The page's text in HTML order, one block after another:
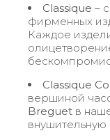
Classique –
фирменных
Каждое
Classique
вершиной
Breguet в
внушительную